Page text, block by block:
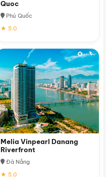
Quoc
Phú Quốc
★ 5.0
Melia Vinpearl Danang
Riverfront
Đà Nẵng
★ 5.0